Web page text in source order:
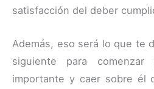
satisfacción del deber
Además, eso será lo que te
siguiente para
importante y caer sobre él